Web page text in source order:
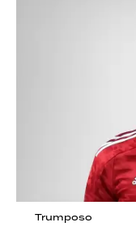
Trumposo